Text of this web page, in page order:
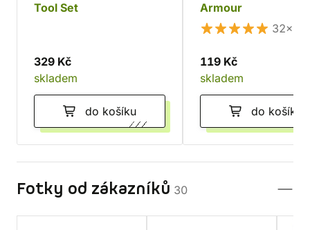
Tool Set
329 Kč
skladem
do košíku
Armour
32×
119 Kč
skladem
do košíku
Fotky od zákazníků 30